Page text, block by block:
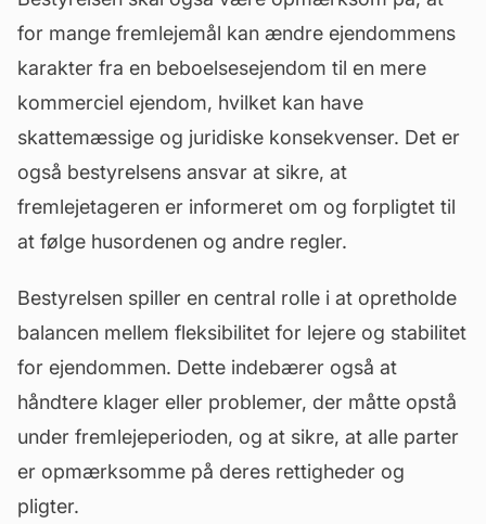
for mange fremlejemål kan ændre ejendommens
karakter fra en beboelsesejendom til en mere
kommerciel ejendom, hvilket kan have
skattemæssige og juridiske konsekvenser. Det er
også bestyrelsens ansvar at sikre, at
fremlejetageren er informeret om og forpligtet til
at følge husordenen og andre regler.
Bestyrelsen spiller en central rolle i at opretholde
balancen mellem fleksibilitet for lejere og stabilitet
for ejendommen. Dette indebærer også at
håndtere klager eller problemer, der måtte opstå
under fremlejeperioden, og at sikre, at alle parter
er opmærksomme på deres rettigheder og
pligter.